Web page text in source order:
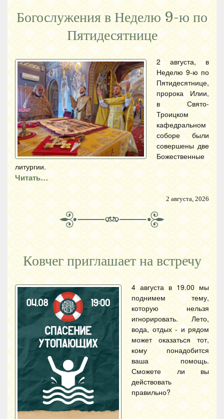
Богослужения в Неделю 9-ю по
Пятидесятнице
2 августа, в
Неделю 9-ю по
Пятидесятнице,
пророка Илии,
в Свято-
Троицком
кафедральном
соборе были
совершены две
Божественные
литургии.
Читать…
2 августа, 2026
Ковчег приглашает на встречу
4 августа в 19.00 мы
поднимем тему,
которую нельзя
игнорировать. Лето,
вода, отдых - и рядом
может оказаться тот,
кому понадобится
ваша помощь.
Сможете ли вы
действовать
правильно?